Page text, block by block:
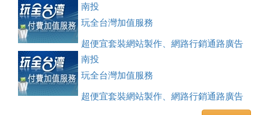
刊登、訂房系統、客房委託旅行社銷售，全面優惠中....
南投
玩全台灣加值服務
超便宜套裝網站製作、網路行銷通路廣告
刊登、訂房系統、客房委託旅行社銷售，全面優惠中....
南投
玩全台灣加值服務
超便宜套裝網站製作、網路行銷通路廣告
刊登、訂房系統、客房委託旅行社銷售，全面優惠中....